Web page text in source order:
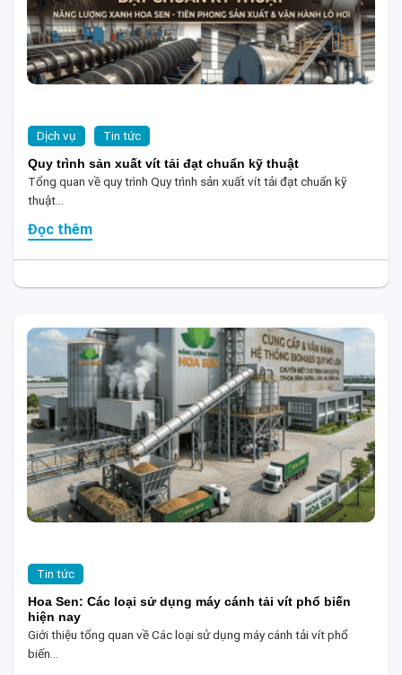
Dịch vụ Tin tức
Quy trình sản xuất vít tải đạt chuẩn kỹ thuật
Tổng quan về quy trình Quy trình sản xuất vít tải đạt chuẩn kỹ
thuật...
Đọc thêm
Tin tức
Hoa Sen: Các loại sử dụng máy cánh tải vít phổ biến
hiện nay
Giới thiệu tổng quan về Các loại sử dụng máy cánh tải vít phổ
biến...